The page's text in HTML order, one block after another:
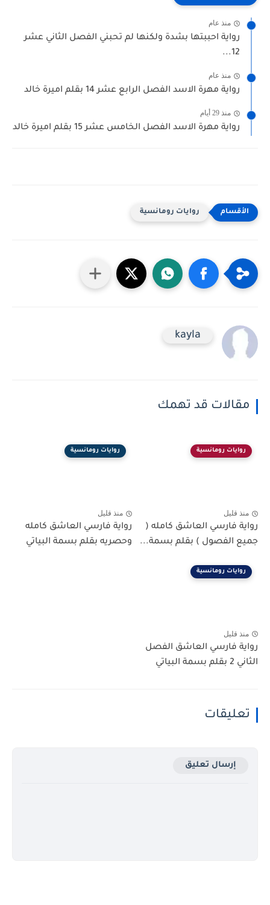
منذ عام
رواية احببتها بشدة ولكنها لم تحبني الفصل الثاني عشر
12...
منذ عام
رواية مهرة الاسد الفصل الرابع عشر 14 بقلم اميرة خالد
منذ 29 أيام
رواية مهرة الاسد الفصل الخامس عشر 15 بقلم اميرة خالد
روايات رومانسية
kayla
مقالات قد تهمك
روايات رومانسية
منذ قليل
رواية فارسي العاشق كامله (
جميع الفصول ) بقلم بسمة...
روايات رومانسية
منذ قليل
رواية فارسي العاشق كامله
وحصريه بقلم بسمة البياتي
روايات رومانسية
منذ قليل
رواية فارسي العاشق الفصل
الثاني 2 بقلم بسمة البياتي
تعليقات
إرسال تعليق